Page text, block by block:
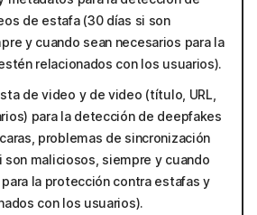
de estafa (30 días si son
y cuando sean necesarios para la
relacionados con los usuarios).
de video y de video (título, URL,
para la detección de deepfakes
problemas de sincronización
son maliciosos, siempre y cuando
la protección contra estafas y
con los usuarios).